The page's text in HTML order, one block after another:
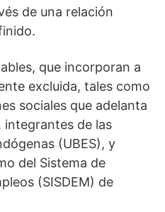
de una relación
que incorporan a
excluida, tales como
sociales que adelanta
integrantes de las
(UBES), y
del Sistema de
(SISDEM) de